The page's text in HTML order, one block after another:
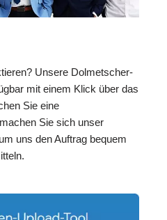
Unsere Dolmetscher-
mit einem Klick über das
Sie eine
Sie sich unser
uns den Auftrag bequem